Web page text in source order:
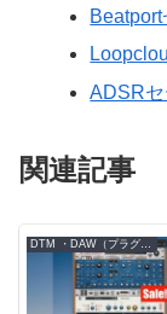
ADSR
関連記事